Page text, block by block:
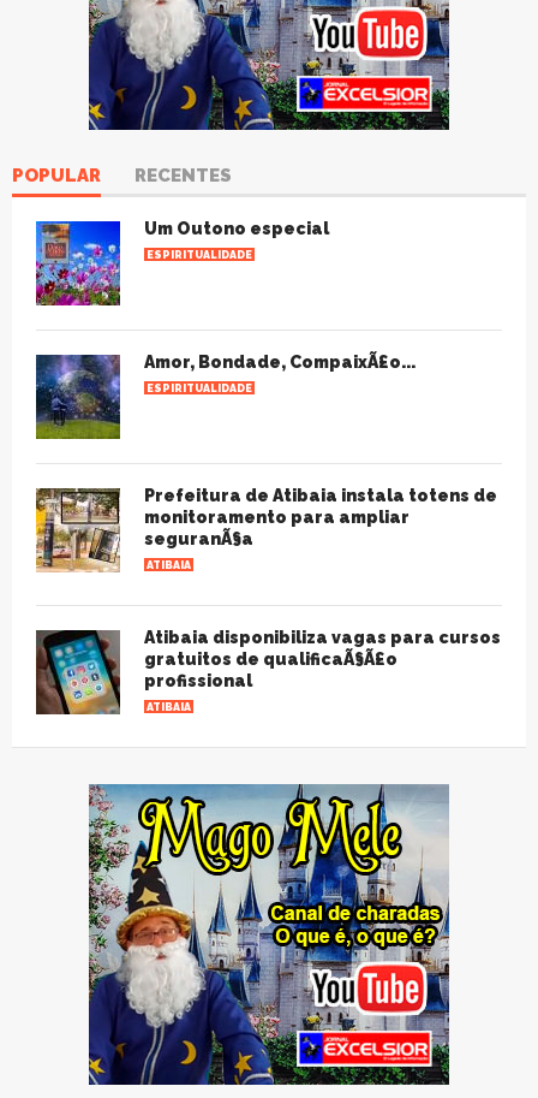
POPULAR RECENTES
Um Outono especial
ESPIRITUALIDADE
Amor, Bondade, CompaixÃ£o...
ESPIRITUALIDADE
Prefeitura de Atibaia instala totens de
monitoramento para ampliar
seguranÃ§a
ATIBAIA
Atibaia disponibiliza vagas para cursos
gratuitos de qualificaÃ§Ã£o
profissional
ATIBAIA